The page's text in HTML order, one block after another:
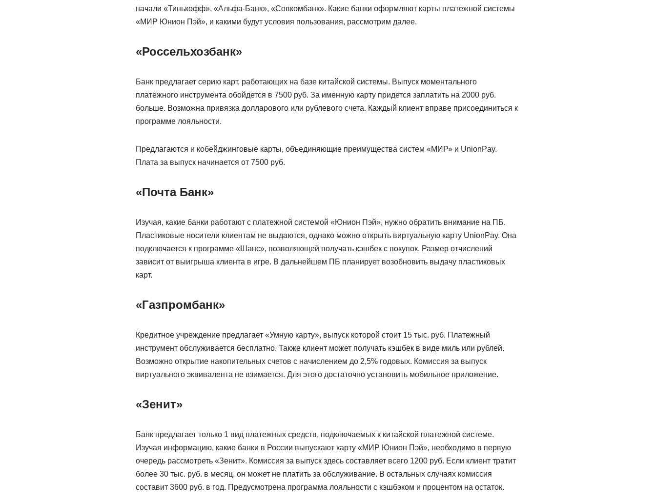
начали «Тинькофф», «Альфа-Банк», «Совкомбанк». Какие банки оформляют карты платежной системы
«МИР Юнион Пэй», и какими будут условия пользования, рассмотрим далее.
«Россельхозбанк»
Банк предлагает серию карт, работающих на базе китайской системы. Выпуск моментального
платежного инструмента обойдется в 7500 руб. За именную карту придется заплатить на 2000 руб.
больше. Возможна привязка долларового или рублевого счета. Каждый клиент вправе присоединиться к
программе лояльности.
Предлагаются и кобейджинговые карты, объединяющие преимущества систем «МИР» и UnionPay.
Плата за выпуск начинается от 7500 руб.
«Почта Банк»
Изучая, какие банки работают с платежной системой «Юнион Пэй», нужно обратить внимание на ПБ.
Пластиковые носители клиентам не выдаются, однако можно открыть виртуальную карту UnionPay. Она
подключается к программе «Шанс», позволяющей получать кэшбек с покупок. Размер отчислений
зависит от выигрыша клиента в игре. В дальнейшем ПБ планирует возобновить выдачу пластиковых
карт.
«Газпромбанк»
Кредитное учреждение предлагает «Умную карту», выпуск которой стоит 15 тыс. руб. Платежный
инструмент обслуживается бесплатно. Также клиент может получать кэшбек в виде миль или рублей.
Возможно открытие накопительных счетов с начислением до 2,5% годовых. Комиссия за выпуск
виртуального эквивалента не взимается. Для этого достаточно установить мобильное приложение.
«Зенит»
Банк предлагает только 1 вид платежных средств, подключаемых к китайской платежной системе.
Изучая информацию, какие банки в России выпускают карту «МИР Юнион Пэй», необходимо в первую
очередь рассмотреть «Зенит». Комиссия за выпуск здесь составляет всего 1200 руб. Если клиент тратит
более 30 тыс. руб. в месяц, он может не платить за обслуживание. В остальных случаях комиссия
составит 3600 руб. в год. Предусмотрена программа лояльности с кэшбэком и процентом на остаток.